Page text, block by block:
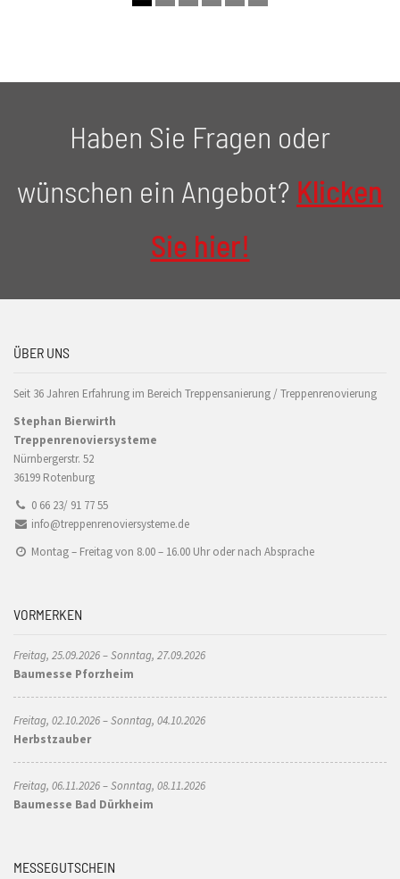
Haben Sie Fragen oder
wünschen ein Angebot? Klicken
Sie hier!
ÜBER UNS
Seit 36 Jahren Erfahrung im Bereich Treppensanierung / Treppenrenovierung
Stephan Bierwirth
Treppenrenoviersysteme
Nürnbergerstr. 52
36199 Rotenburg
0 66 23/ 91 77 55
info@treppenrenoviersysteme.de
Montag – Freitag von 8.00 – 16.00 Uhr oder nach Absprache
VORMERKEN
Freitag, 25.09.2026 – Sonntag, 27.09.2026
Baumesse Pforzheim
Freitag, 02.10.2026 – Sonntag, 04.10.2026
Herbstzauber
Freitag, 06.11.2026 – Sonntag, 08.11.2026
Baumesse Bad Dürkheim
MESSEGUTSCHEIN